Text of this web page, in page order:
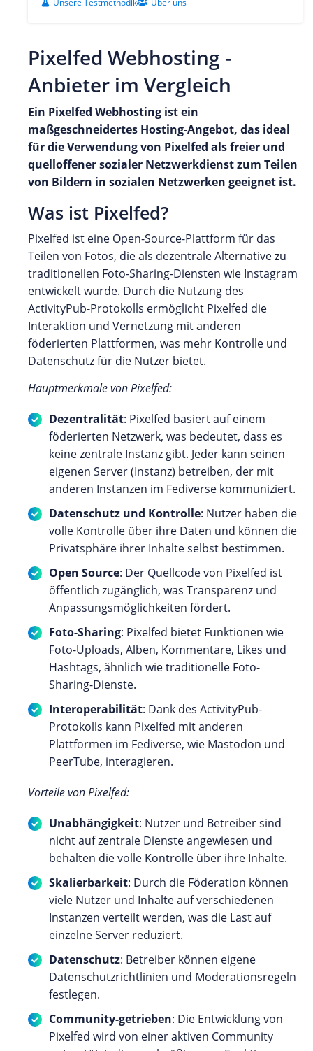
Pixelfed Webhosting -
Anbieter im Vergleich
Ein Pixelfed Webhosting ist ein
maßgeschneidertes Hosting-Angebot, das ideal
für die Verwendung von Pixelfed als freier und
quelloffener sozialer Netzwerkdienst zum Teilen
von Bildern in sozialen Netzwerken geeignet ist.
Was ist Pixelfed?
Pixelfed ist eine Open-Source-Plattform für das
Teilen von Fotos, die als dezentrale Alternative zu
traditionellen Foto-Sharing-Diensten wie Instagram
entwickelt wurde. Durch die Nutzung des
ActivityPub-Protokolls ermöglicht Pixelfed die
Interaktion und Vernetzung mit anderen
föderierten Plattformen, was mehr Kontrolle und
Datenschutz für die Nutzer bietet.
Hauptmerkmale von Pixelfed:
Dezentralität: Pixelfed basiert auf einem
föderierten Netzwerk, was bedeutet, dass es
keine zentrale Instanz gibt. Jeder kann seinen
eigenen Server (Instanz) betreiben, der mit
anderen Instanzen im Fediverse kommuniziert.
Datenschutz und Kontrolle: Nutzer haben die
volle Kontrolle über ihre Daten und können die
Privatsphäre ihrer Inhalte selbst bestimmen.
Open Source: Der Quellcode von Pixelfed ist
öffentlich zugänglich, was Transparenz und
Anpassungsmöglichkeiten fördert.
Foto-Sharing: Pixelfed bietet Funktionen wie
Foto-Uploads, Alben, Kommentare, Likes und
Hashtags, ähnlich wie traditionelle Foto-
Sharing-Dienste.
Interoperabilität: Dank des ActivityPub-
Protokolls kann Pixelfed mit anderen
Plattformen im Fediverse, wie Mastodon und
PeerTube, interagieren.
Vorteile von Pixelfed:
Unabhängigkeit: Nutzer und Betreiber sind
nicht auf zentrale Dienste angewiesen und
behalten die volle Kontrolle über ihre Inhalte.
Skalierbarkeit: Durch die Föderation können
viele Nutzer und Inhalte auf verschiedenen
Instanzen verteilt werden, was die Last auf
einzelne Server reduziert.
Datenschutz: Betreiber können eigene
Datenschutzrichtlinien und Moderationsregeln
festlegen.
Community-getrieben: Die Entwicklung von
Pixelfed wird von einer aktiven Community